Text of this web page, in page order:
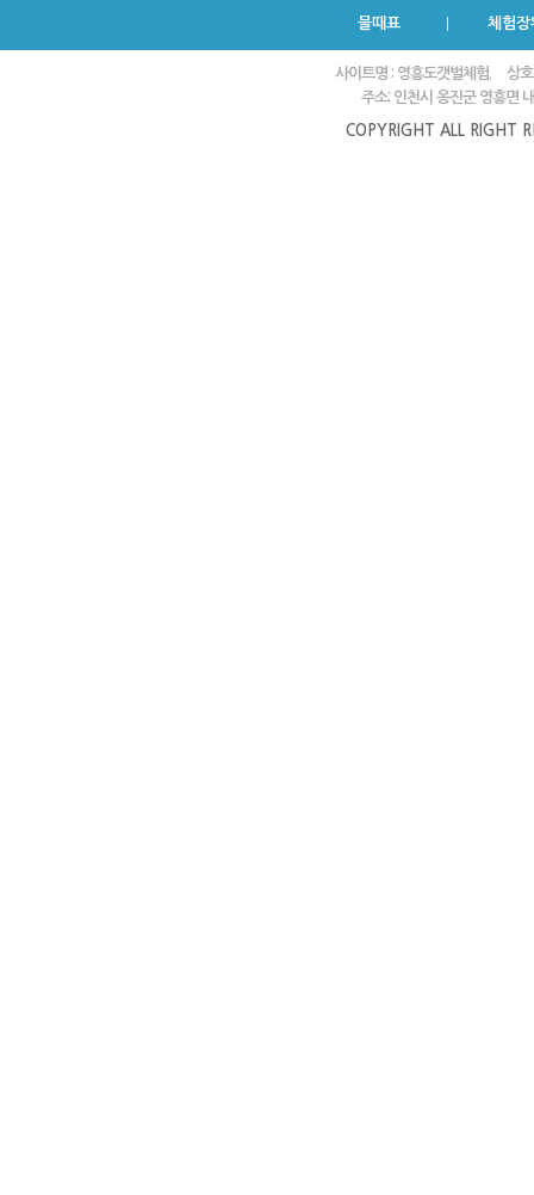
물때표 체험장
사이트명 : 영흥도갯벌체험.
상
주소: 인천시 옹진군 영흥면
COPYRIGHT ALL RIGHT